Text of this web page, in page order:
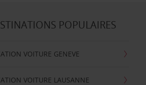
POPULAIRES
VOITURE GENEVE
VOITURE LAUSANNE